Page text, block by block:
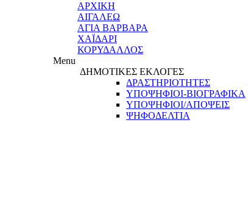
ΑΡΧΙΚΗ
ΑΙΓΑΛΕΩ
ΑΓΙΑ ΒΑΡΒΑΡΑ
ΧΑΪΔΑΡΙ
ΚΟΡΥΔΑΛΛΟΣ
Menu
ΔΗΜΟΤΙΚΕΣ ΕΚΛΟΓΕΣ
ΔΡΑΣΤΗΡΙΟΤΗΤΕΣ
ΥΠΟΨΗΦΙΟΙ-ΒΙΟΓΡΑΦΙΚΑ
ΥΠΟΨΗΦΙΟΙ/ΑΠΟΨΕΙΣ
ΨΗΦΟΔΕΛΤΙΑ